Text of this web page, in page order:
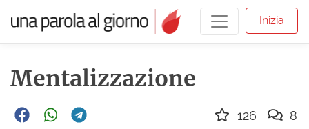
Inizia
Mentalizzazione
126 8